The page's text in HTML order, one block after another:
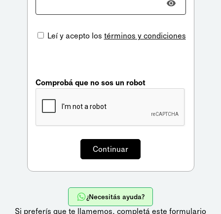
Leí y acepto los términos y condiciones
Comprobá que no sos un robot
¿Necesitás ayuda?
Si preferís que te llamemos, completá este formulario